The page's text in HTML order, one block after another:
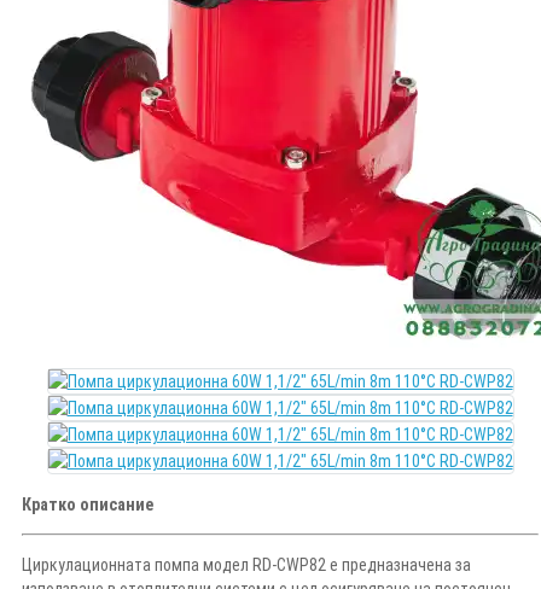
Кратко описание
Циркулационната помпа модел RD-CWP82 е предназначена за